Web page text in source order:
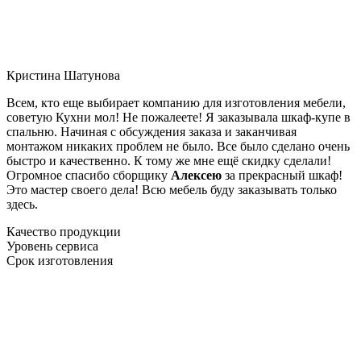
Кристина Шатунова
Всем, кто еще выбирает компанию для изготовления мебели,
советую Кухни мол! Не пожалеете! Я заказывала шкаф-купе в
спальню. Начиная с обсуждения заказа и заканчивая
монтажом никаких проблем не было. Все было сделано очень
быстро и качественно. К тому же мне ещё скидку сделали!
Огромное спасибо сборщику Алексею за прекрасный шкаф!
Это мастер своего дела! Всю мебель буду заказывать только
здесь.
Качество продукции
Уровень сервиса
Срок изготовления